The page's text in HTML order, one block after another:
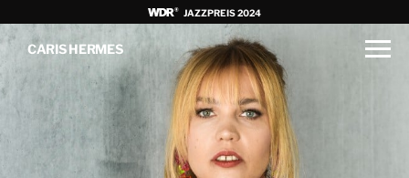
JAZZPREIS 2024
CARIS HERMES